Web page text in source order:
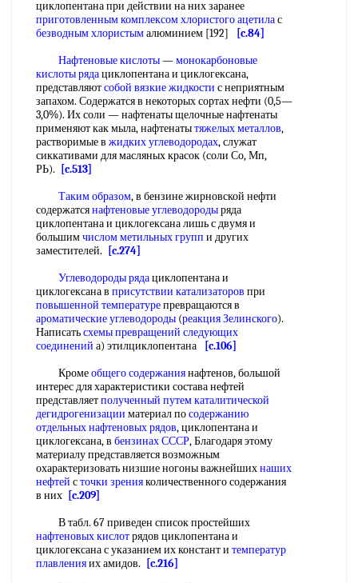
циклопентана при действии на них заранее
приготовленным комплексомхлористого ацетилас
безводным хлористымалюминием [192]
[c.84]
Нафтеновые кислоты—монокарбоновые
кислоты рядациклопентана и циклогексана,
представляютсобой вязкие жидкости с неприятным
запахом. Содержатся в некоторых сортах нефти (0,5—
3,0%). Их соли — нафтенаты щелочные нафтенаты
применяют как мыла, нафтенатытяжелых металлов,
растворимые в жидких углеводородах, служат
сиккативами для масляных красок (соли Со, Мп,
РЬ).
[c.513]
Таким образом, в бензине жирновской нефти
содержатсянафтеновые углеводородыряда
циклопентана и циклогексана лишь с двумя и
большимчислом метильных групп и других
заместителей.
[c.274]
Углеводороды рядациклопентана и
циклогексана в присутствии катализаторов при
повышенной температурепревращаются в
ароматические углеводороды (реакция Зелинского).
Написатьсхемы превращений следующих
соединений а) этилциклопентана
[c.106]
Кромеобщего содержаниянафтенов, большой
интерес для характеристики состава нефтей
представляетполученный путемкаталитической
дегидрогенизации материал посодержанию
отдельныхнафтеновых рядов, циклопентана и
циклогексана, в бензинах СССР, Благодаря этому
материалу представляется возможным
охарактеризовать низшие ногоны важнейшихнаших
нефтей сточки зренияколичественного содержания
в них [c.209]
В табл. 67 приведен список простейших
нафтеновых кислотрядов циклопентана и
циклогексана с указанием их констант и температур
плавленияих амидов.
[c.216]